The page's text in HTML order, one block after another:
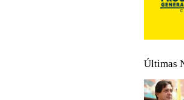
Últimas